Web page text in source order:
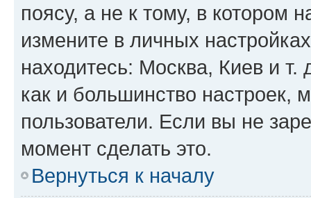
поясу, а не к тому, в котором
измените в личных
находитесь: Москва, Киев и т.
как и большинство настроек,
пользователи. Если вы не
момент сделать это.
Вернуться к началу